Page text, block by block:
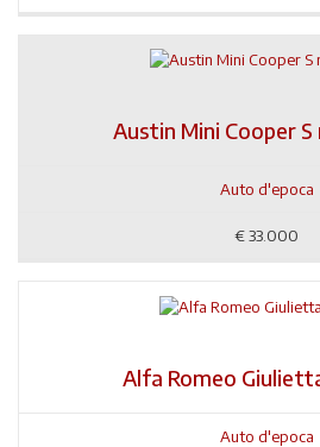
Austin Mini Cooper
Auto d'epoca
€33.000
Alfa Romeo
Auto d'epoca